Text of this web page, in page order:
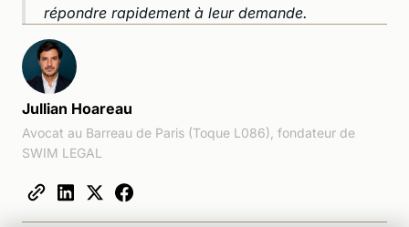
répondre rapidement à leur demande.
Jullian Hoareau
Avocat au Barreau de Paris (Toque L086), fondateur de
SWIM LEGAL